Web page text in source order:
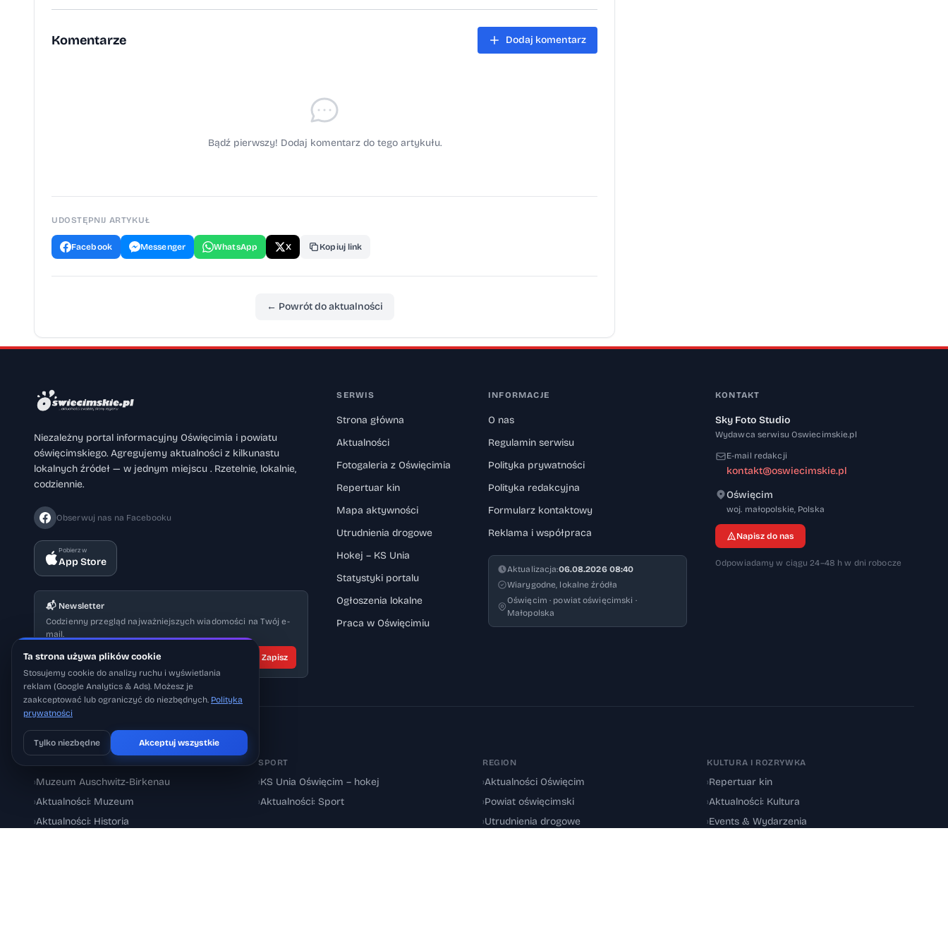
Komentarze Dodaj komentarz
Bądź pierwszy! Dodaj komentarz do tego artykułu.
UDOSTĘPNIJ ARTYKUŁ
Facebook Messenger WhatsApp X Kopiuj link
← Powrót do aktualności
Niezależny portal informacyjny Oświęcimia i powiatu
oświęcimskiego. Agregujemy aktualności z kilkunastu
lokalnych źródeł — w jednym miejscu . Rzetelnie, lokalnie,
codziennie.
Obserwuj nas na Facebooku
Pobierz w
App Store
📬 Newsletter
Codzienny przegląd najważniejszych wiadomości na Twój e-
mail.
Zapisz
SERWIS
Strona główna
Aktualności
Fotogaleria z Oświęcimia
Repertuar kin
Mapa aktywności
Utrudnienia drogowe
Hokej – KS Unia
Statystyki portalu
Ogłoszenia lokalne
Praca w Oświęcimiu
INFORMACJE
O nas
Regulamin serwisu
Polityka prywatności
Polityka redakcyjna
Formularz kontaktowy
Reklama i współpraca
Aktualizacja:06.08.2026 08:40
Wiarygodne, lokalne źródła
Oświęcim · powiat oświęcimski ·
Małopolska
KONTAKT
Sky Foto Studio
Wydawca serwisu Oswiecimskie.pl
E-mail redakcji
kontakt@oswiecimskie.pl
Oświęcim
woj. małopolskie, 32-600
Polska
Napisz do nas
Odpowiadamy w ciągu 24–48 h w dni robocze
ODKRYJ WIĘCEJ – TEMATY I MIEJSCA
›Muzeum Auschwitz-Birkenau
›Aktualności: Muzeum
›Aktualności: Historia
SPORT
›KS Unia Oświęcim – hokej
›Aktualności: Sport
REGION
›Aktualności Oświęcim
›Powiat oświęcimski
›Utrudnienia drogowe
KULTURA I ROZRYWKA
›Repertuar kin
›Aktualności: Kultura
›Events & Wydarzenia
Ta strona używa plików cookie
Stosujemy cookie do analizy ruchu i wyświetlania
reklam (Google Analytics & Ads). Możesz je
zaakceptować lub ograniczyć do niezbędnych. Polityka
prywatności
Tylko niezbędne Akceptuj wszystkie
Pobierz na iOS